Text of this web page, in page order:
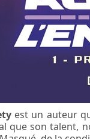
est un auteur
que son talent,